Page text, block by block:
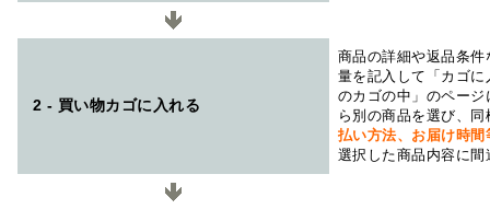
2 - 買い物カゴに入れる
商品の詳細や返品条
量を記入して「カゴ
のカゴの中」のペー
ら別の商品を選び、
払い方法、お届け時
選択した商品内容に